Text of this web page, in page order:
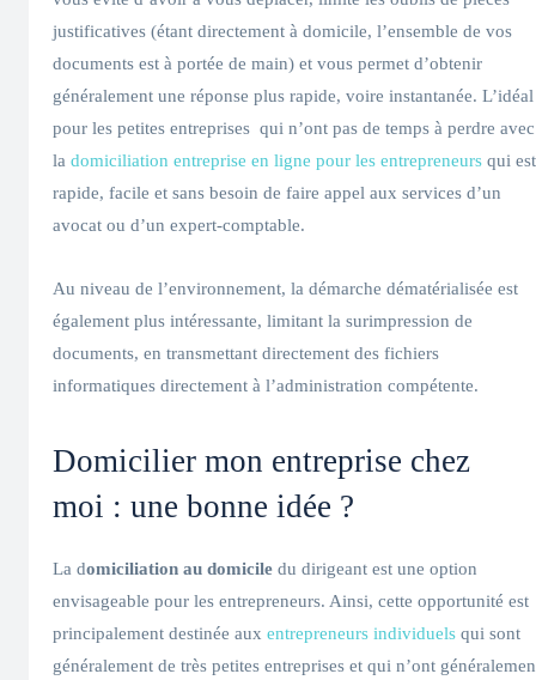
justificatives (étant directement à domicile, l’ensemble de vos
documents est à portée de main) et vous permet d’obtenir
généralement une réponse plus rapide, voire instantanée. L’idéal
pour les petites entreprises qui n’ont pas de temps à perdre avec
la domiciliation entreprise en ligne pour les entrepreneurs qui est
rapide, facile et sans besoin de faire appel aux services d’un
avocat ou d’un expert-comptable.
Au niveau de l’environnement, la démarche dématérialisée est
également plus intéressante, limitant la surimpression de
documents, en transmettant directement des fichiers
informatiques directement à l’administration compétente.
Domicilier mon entreprise chez
moi : une bonne idée ?
La domiciliation au domicile du dirigeant est une option
envisageable pour les entrepreneurs. Ainsi, cette opportunité est
principalement destinée aux entrepreneurs individuels qui sont
généralement de très petites entreprises et qui n’ont